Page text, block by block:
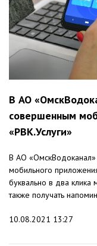
В АО
совершенным
«РВК.Услуги»
В АО
мобильного
буквально в два клика
также получать
10.08.2021 13:27